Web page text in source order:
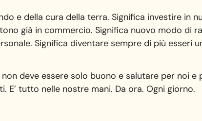
e della cura della terra. Significa investire in
già in commercio. Significa nuovo modo di
Significa diventare sempre di più esseri
deve essere solo buono e salutare per noi e
tutto nelle nostre mani. Da ora. Ogni giorno.